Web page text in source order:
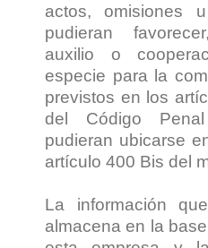
actos, omisiones
pudieran
auxilio o
especie para la
previstos en los
del Código
pudieran ubicarse
artículo 400 Bis del
La información
almacena en la